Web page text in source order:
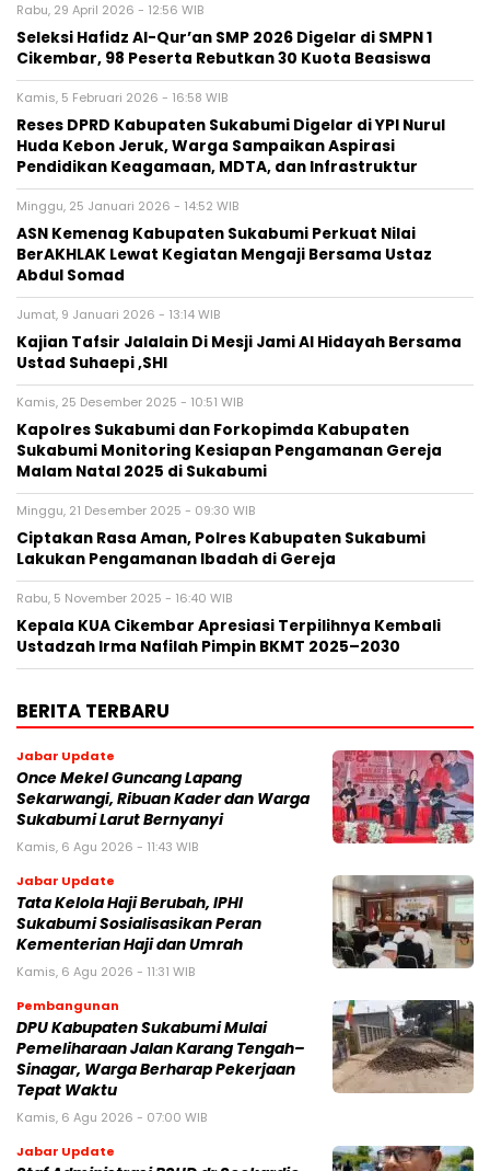
Rabu, 29 April 2026 - 12:56 WIB
Seleksi Hafidz Al-Qur’an SMP 2026 Digelar di SMPN 1
Cikembar, 98 Peserta Rebutkan 30 Kuota Beasiswa
Kamis, 5 Februari 2026 - 16:58 WIB
‎Reses DPRD Kabupaten Sukabumi Digelar di YPI Nurul
Huda Kebon Jeruk, Warga Sampaikan Aspirasi
Pendidikan Keagamaan, MDTA, dan Infrastruktur
Minggu, 25 Januari 2026 - 14:52 WIB
ASN Kemenag Kabupaten Sukabumi Perkuat Nilai
BerAKHLAK Lewat Kegiatan Mengaji Bersama Ustaz
Abdul Somad
Jumat, 9 Januari 2026 - 13:14 WIB
Kajian Tafsir Jalalain Di Mesji Jami Al Hidayah Bersama
Ustad Suhaepi ,SHI
Kamis, 25 Desember 2025 - 10:51 WIB
Kapolres Sukabumi dan Forkopimda Kabupaten
Sukabumi Monitoring Kesiapan Pengamanan Gereja
Malam Natal 2025 di Sukabumi
Minggu, 21 Desember 2025 - 09:30 WIB
‎Ciptakan Rasa Aman, Polres Kabupaten Sukabumi
Lakukan Pengamanan Ibadah di Gereja‎
Rabu, 5 November 2025 - 16:40 WIB
‎Kepala KUA Cikembar Apresiasi Terpilihnya Kembali
Ustadzah Irma Nafilah Pimpin BKMT 2025–2030‎
BERITA TERBARU
Jabar Update
Once Mekel Guncang Lapang
Sekarwangi, Ribuan Kader dan Warga
Sukabumi Larut Bernyanyi
Kamis, 6 Agu 2026 - 11:43 WIB
Jabar Update
Tata Kelola Haji Berubah, IPHI
Sukabumi Sosialisasikan Peran
Kementerian Haji dan Umrah
Kamis, 6 Agu 2026 - 11:31 WIB
Pembangunan
‎DPU Kabupaten Sukabumi Mulai
Pemeliharaan Jalan Karang Tengah–
Sinagar, Warga Berharap Pekerjaan
Tepat Waktu
Kamis, 6 Agu 2026 - 07:00 WIB
Jabar Update